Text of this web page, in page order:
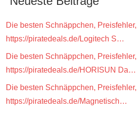
Die besten Schnäppchen,
https://piratedeals.de/Logitech S…
Die besten Schnäppchen,
https://piratedeals.de/HORISUN Da…
Die besten Schnäppchen,
https://piratedeals.de/Magnetisch…